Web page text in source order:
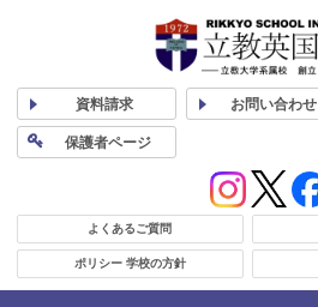
資料請求 お問い合わせ
保護者ページ
よくあるご質問
ポリシー 学校の方針